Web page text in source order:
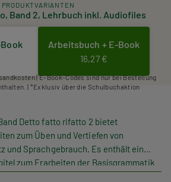
PRODUKTVARIANTEN
Band 2, Lehrbuch inkl. Audiofiles
Arbeitsbuch + E-Book
16,27 €
| E-Book-Codes sind nur bei Bestellung
| *Exklusiv über die Schulbuchaktion
Detto fatto rifatto 2 bietet
zum Üben und Vertiefen von
und Sprachgebrauch. Es enthält ein
zum Erarbeiten der Basisgrammatik